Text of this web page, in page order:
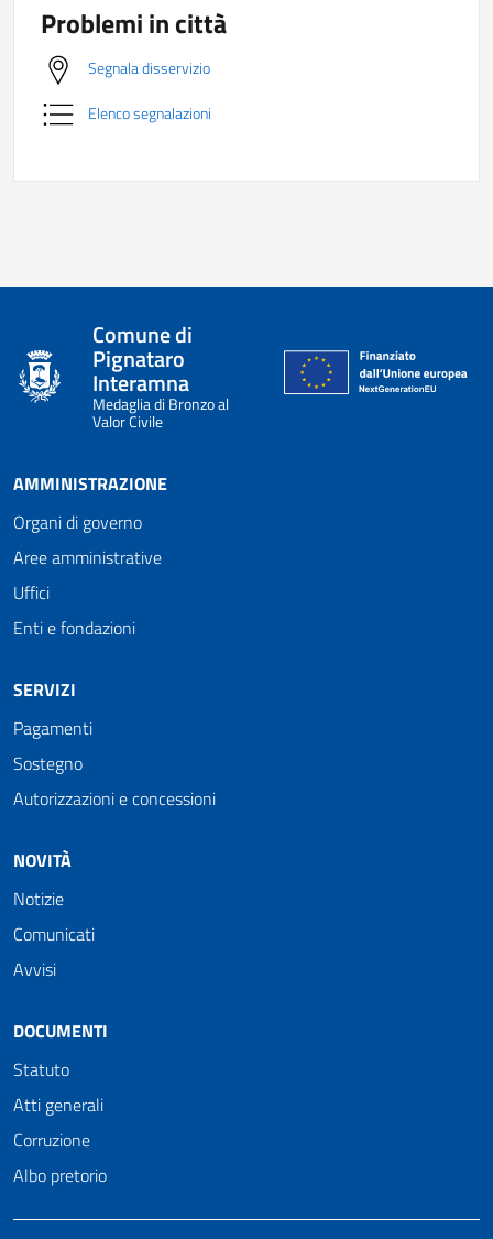
Problemi in città
Segnala disservizio
Elenco segnalazioni
Comune di
Pignataro
Interamna
Medaglia di Bronzo al
Valor Civile
AMMINISTRAZIONE
Organi di governo
Aree amministrative
Uffici
Enti e fondazioni
SERVIZI
Pagamenti
Sostegno
Autorizzazioni e concessioni
NOVITÀ
Notizie
Comunicati
Avvisi
DOCUMENTI
Statuto
Atti generali
Corruzione
Albo pretorio